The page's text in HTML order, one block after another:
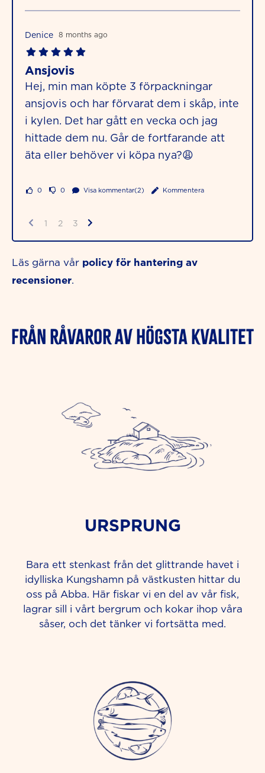
Denice 8 months ago
Ansjovis
Hej, min man köpte 3 förpackningar
ansjovis och har förvarat dem i skåp, inte
i kylen. Det har gått en vecka och jag
hittade dem nu. Går de fortfarande att
äta eller behöver vi köpa nya?😩
0 0 Visa kommentar(2) Kommentera
1 2 3
Läs gärna vår policy för hantering av
recensioner.
FRÅN RÅVAROR AV HÖGSTA KVALITET
URSPRUNG
Bara ett stenkast från det glittrande havet i
idylliska Kungshamn på västkusten hittar du
oss på Abba. Här fiskar vi en del av vår fisk,
lagrar sill i vårt bergrum och kokar ihop våra
såser, och det tänker vi fortsätta med.